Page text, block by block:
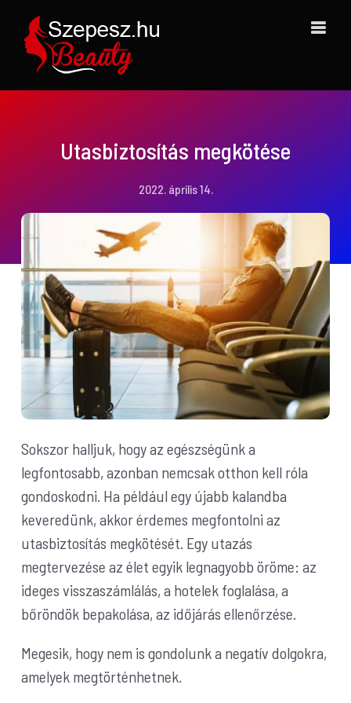
Kihagyás
Utasbiztosítás megkötése
2022. április 14.
Sokszor halljuk, hogy az egészségünk a
legfontosabb, azonban nemcsak otthon kell róla
gondoskodni. Ha például egy újabb kalandba
keveredünk, akkor érdemes megfontolni az
utasbiztosítás megkötését. Egy utazás
megtervezése az élet egyik legnagyobb öröme: az
ideges visszaszámlálás, a hotelek foglalása, a
bőröndök bepakolása, az időjárás ellenőrzése.
Megesik, hogy nem is gondolunk a negatív dolgokra,
amelyek megtörténhetnek.